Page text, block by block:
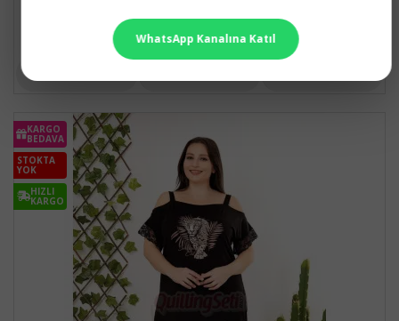
KARGO
BEDAVA
STOKTA
YOK
HIZLI
KARGO
WhatsApp Kanalına Katıl